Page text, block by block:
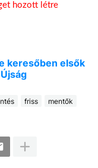
hozott létre
keresőben elsők
friss
mentők